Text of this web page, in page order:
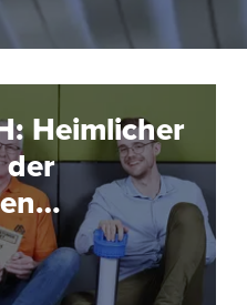
Heimlicher
der